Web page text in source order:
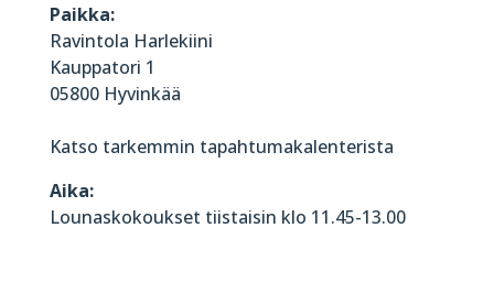
Paikka:
Ravintola Harlekiini
Kauppatori 1
05800 Hyvinkää
Katso tarkemmin tapahtumakalenterista
Aika:
Lounaskokoukset tiistaisin klo 11.45-13.00